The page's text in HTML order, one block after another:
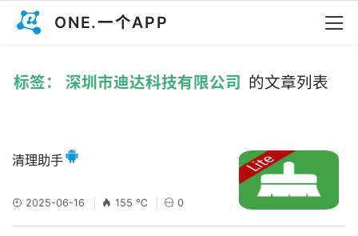
ONE.一个APP
标签： 深圳市迪达科技有限公司 的文章列表
清理助手
2025-06-16 155 ℃ 0